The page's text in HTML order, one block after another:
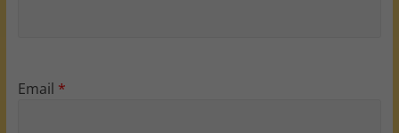
Email *